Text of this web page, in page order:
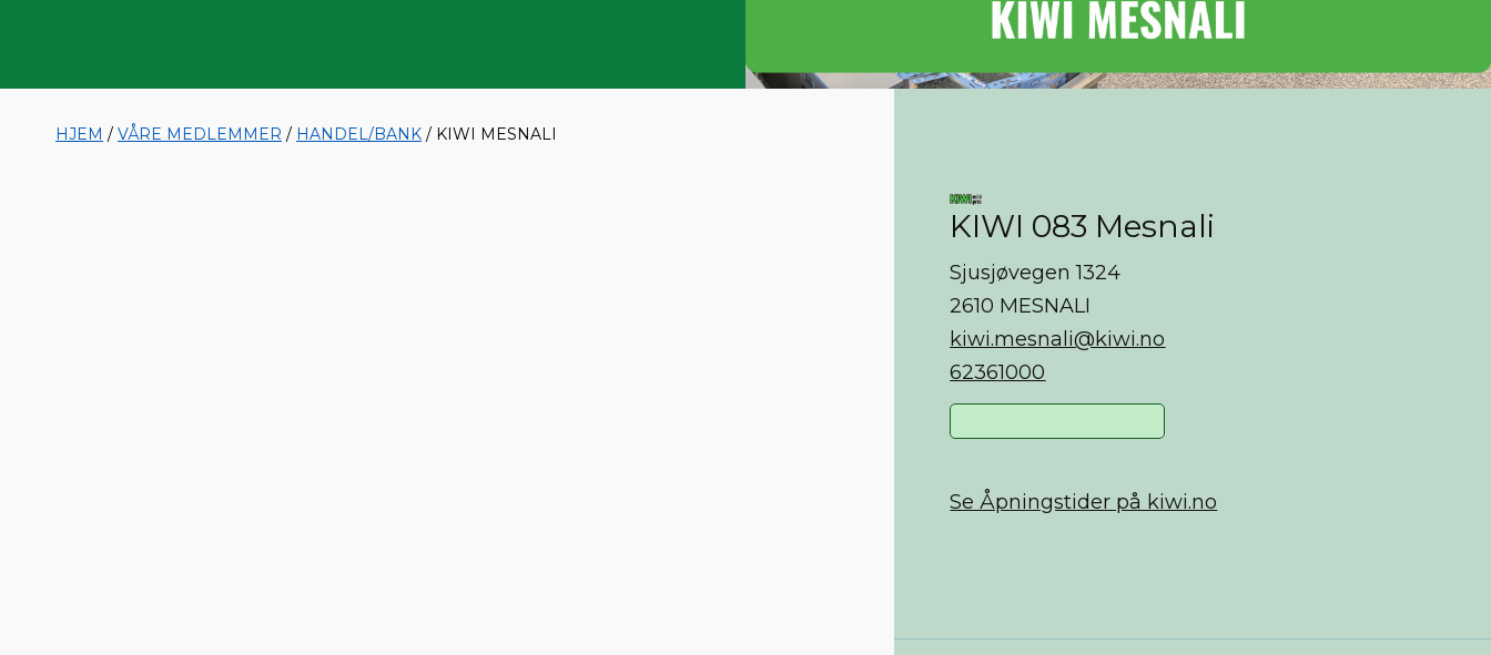
HJEM / VÅRE MEDLEMMER / HANDEL/BANK / KIWI MESNALI
KIWI 083 Mesnali
Sjusjøvegen 1324
2610 MESNALI
kiwi.mesnali@kiwi.no
62361000
Se Åpningstider på kiwi.no